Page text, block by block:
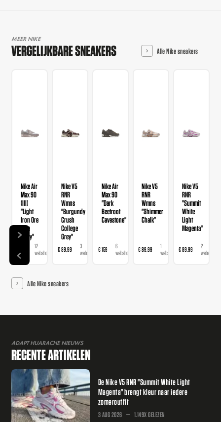
MEER NIKE
VERGELIJKBARE SNEAKERS Alle Nike sneakers
Nike Air
Max 90
(III)
"Light
Iron Ore
Pale
Ivory"
12
webshops
Nike V5
RNR
Wmns
"Burgundy
Crush
College
Grey"
€ 89,99
3
webshops
Nike Air
Max 90
"Dark
Beetroot
Cavestone"
€ 159
6
webshops
Nike V5
RNR
Wmns
"Shimmer
Chalk"
€ 89,99
1
webshop
Nike V5
RNR
"Summit
White
Light
Magenta"
€ 89,99
2
webshops
Alle Nike sneakers
ADAPT HUARACHE NIEUWS
RECENTE ARTIKELEN
De Nike V5 RNR "Summit White Light
Magenta" brengt kleur naar iedere
zomeroutfit
3 AUG 2026 1.149X GELEZEN